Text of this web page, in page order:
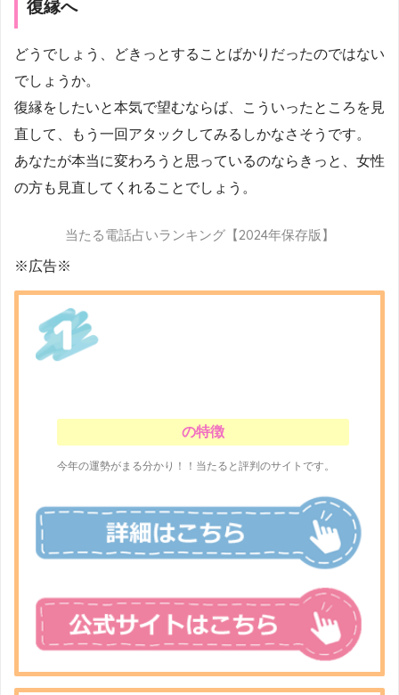
復縁へ
どうでしょう、どきっとすることばかりだったのではない
でしょうか。
復縁をしたいと本気で望むならば、こういったところを見
直して、もう一回アタックしてみるしかなさそうです。
あなたが本当に変わろうと思っているのならきっと、女性
の方も見直してくれることでしょう。
当たる電話占いランキング【2024年保存版】
※広告※
の特徴
今年の運勢がまる分かり！！当たると評判のサイトです。